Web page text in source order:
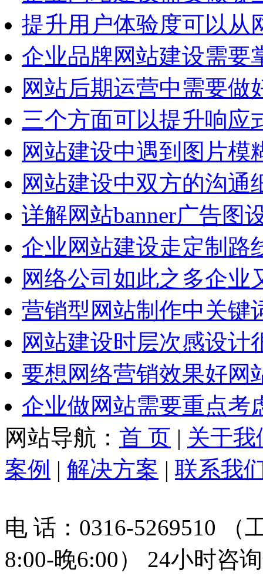
提升用户体验度可以从
企业品牌网站建设需要
网站后期运营中需要做
三个方面可以提升响应
网站建设中遇到图片模
网站建设中双方的沟通
详解网站banner广告图
企业网站建设走定制路
网络公司如此之多企业
营销型网站制作中关键
网站建设时层次感设计
要想网络营销效果好网
企业做网站需要重点考
网站导航： 首 页 | 关于我
案例 | 解决方案 | 联系我
电 话：0316-5269510 （
8:00-晚6:00） 24小时咨